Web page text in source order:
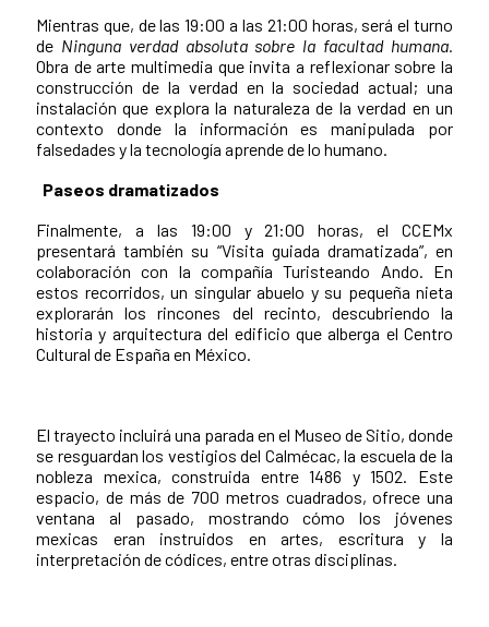
Mientras que, de las 19:00 a las 21:00 horas, será el turno
de Ninguna verdad absoluta sobre la facultad humana.
Obra de arte multimedia que invita a reflexionar sobre la
construcción de la verdad en la sociedad actual; una
instalación que explora la naturaleza de la verdad en un
contexto donde la información es manipulada por
falsedades y la tecnología aprende de lo humano.
Paseos dramatizados
Finalmente, a las 19:00 y 21:00 horas, el CCEMx
presentará también su “Visita guiada dramatizada”, en
colaboración con la compañía Turisteando Ando. En
estos recorridos, un singular abuelo y su pequeña nieta
explorarán los rincones del recinto, descubriendo la
historia y arquitectura del edificio que alberga el Centro
Cultural de España en México.
El trayecto incluirá una parada en el Museo de Sitio, donde
se resguardan los vestigios del Calmécac, la escuela de la
nobleza mexica, construida entre 1486 y 1502. Este
espacio, de más de 700 metros cuadrados, ofrece una
ventana al pasado, mostrando cómo los jóvenes
mexicas eran instruidos en artes, escritura y la
interpretación de códices, entre otras disciplinas.